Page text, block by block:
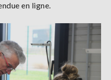
en ligne.